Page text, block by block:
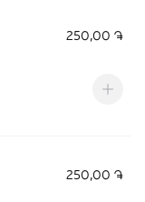
250,00 ֏
250,00 ֏